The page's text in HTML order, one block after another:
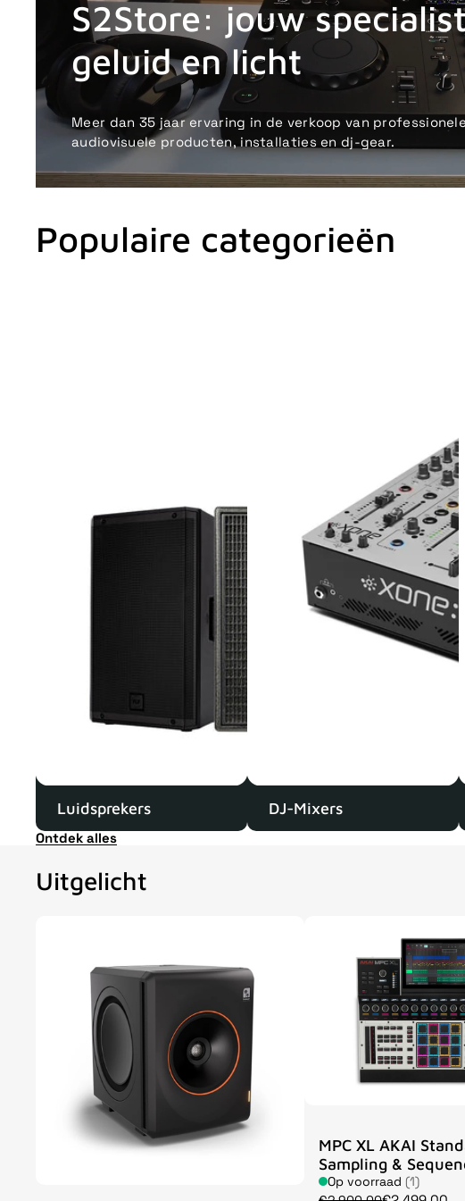
S2Store: jouw
geluid en licht
Meer dan 35 jaar ervaring in de verkoop van professionele
audiovisuele producten, installaties en dj-gear.
Populaire categorieën
Luidsprekers DJ-Mixers
Ontdek alles
Uitgelicht
MPC XL AKAI
Sampling &
Op voorraad (1)